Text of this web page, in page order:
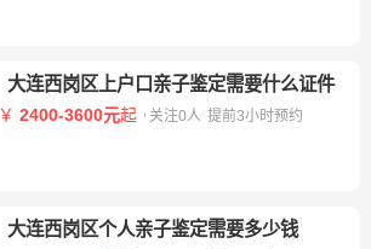
大连西岗区上户口亲子鉴定需要什么证件
￥ 2400-3600元起 关注0人 提前3小时预约
大连西岗区个人亲子鉴定需要多少钱